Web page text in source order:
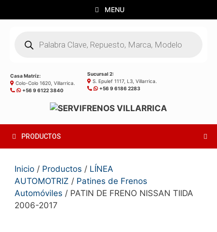
al
MENU
productos
Casa Matríz:
Colo-Colo 1620, Villarrica.
+56 9 6122 3840
Sucursal 2:
S. Epulef 1117, L3, Villarrica.
+56 9 6186 2283
PRODUCTOS
Inicio / Productos / LÍNEA
AUTOMOTRIZ / Patines de Frenos
Automóviles / PATIN DE FRENO NISSAN TIIDA
2006-2017